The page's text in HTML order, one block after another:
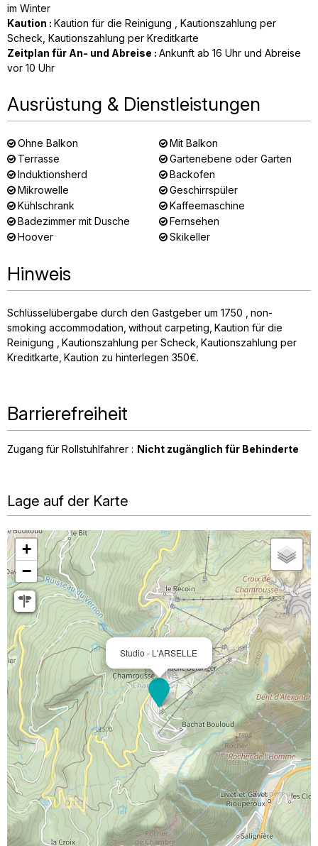
im Winter
Kaution : Kaution für die Reinigung
Kautionszahlung per
Scheck Kautionszahlung per Kreditkarte
Zeitplan für An- und Abreise : Ankunft ab 16 Uhr und Abreise
vor 10 Uhr
Ausrüstung & Dienstleistungen
Ohne Balkon
Mit Balkon
Terrasse
Gartenebene oder Garten
Induktionsherd
Backofen
Mikrowelle
Geschirrspüler
Kühlschrank
Kaffeemaschine
Badezimmer mit Dusche
Fernsehen
Hoover
Skikeller
Hinweis
Schlüsselübergabe durch den Gastgeber um 1750
non-
smoking accommodation without carpeting Kaution für die
Reinigung
Kautionszahlung per Scheck Kautionszahlung per
Kreditkarte Kaution zu hinterlegen 350€
Barrierefreiheit
Zugang für Rollstuhlfahrer : Nicht zugänglich für Behinderte
Lage auf der Karte
Studio - L'ARSELLE
+
−